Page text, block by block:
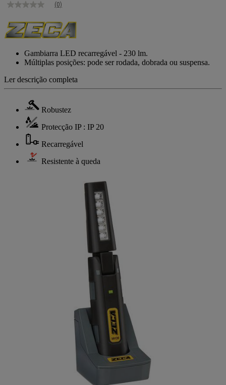
Sem
de
classificação
Link
mesma
(0)
Gambiarra LED recarregável - 230 lm.
Múltiplas posições: pode ser rodada, dobrada ou suspensa.
Ler descrição completa
Robustez
Protecção IP : IP 20
Recarregável
Resistente à queda